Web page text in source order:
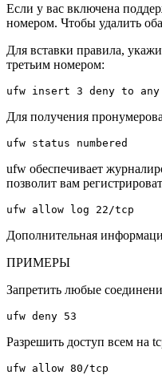
Если у вас включена
номером. Чтобы удалить
Для вставки правила,
третьим номером:
ufw insert 3 deny to
Для получения
ufw status numbered
ufw обеспечивает
позволит вам
ufw allow log 22/tcp
Дополнительная
ПРИМЕРЫ
Запретить любые
ufw deny 53
Разрешить доступ всем на
ufw allow 80/tcp